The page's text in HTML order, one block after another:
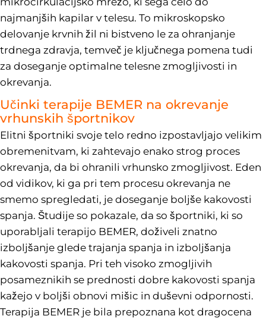
najmanjših kapilar v telesu. To mikroskopsko
delovanje krvnih žil ni bistveno le za ohranjanje
trdnega zdravja, temveč je ključnega pomena tudi
za doseganje optimalne telesne zmogljivosti in
okrevanja.
Učinki terapije BEMER na okrevanje
vrhunskih športnikov
Elitni športniki svoje telo redno izpostavljajo velikim
obremenitvam, ki zahtevajo enako strog proces
okrevanja, da bi ohranili vrhunsko zmogljivost. Eden
od vidikov, ki ga pri tem procesu okrevanja ne
smemo spregledati, je doseganje boljše kakovosti
spanja. Študije so pokazale, da so športniki, ki so
uporabljali terapijo BEMER, doživeli znatno
izboljšanje glede trajanja spanja in izboljšanja
kakovosti spanja. Pri teh visoko zmogljivih
posameznikih se prednosti dobre kakovosti spanja
kažejo v boljši obnovi mišic in duševni odpornosti.
Terapija BEMER je bila prepoznana kot dragocena